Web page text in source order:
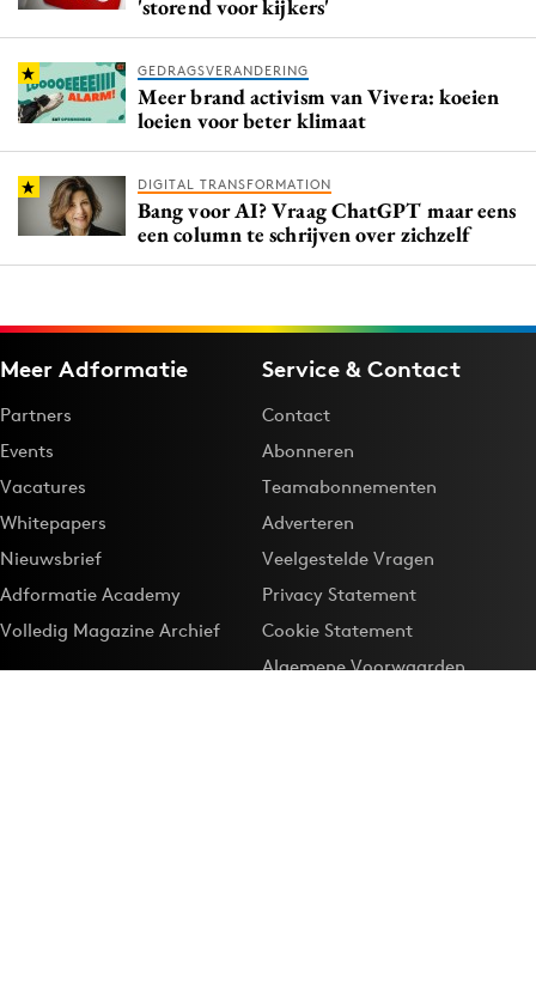
'storend voor kijkers'
GEDRAGSVERANDERING
Meer brand activism van Vivera: koeien
loeien voor beter klimaat
DIGITAL TRANSFORMATION
Bang voor AI? Vraag ChatGPT maar eens
een column te schrijven over zichzelf
Meer Adformatie
Partners
Events
Vacatures
Whitepapers
Nieuwsbrief
Adformatie Academy
Volledig Magazine Archief
Service & Contact
Contact
Abonneren
Teamabonnementen
Adverteren
Veelgestelde Vragen
Privacy Statement
Cookie Statement
Algemene Voorwaarden